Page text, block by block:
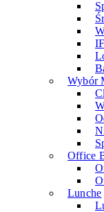
IF
Wybór
Office
Lunche